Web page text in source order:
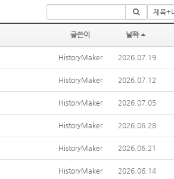
글쓴이 날짜
HistoryMaker 2026.07.19
HistoryMaker 2026.07.12
HistoryMaker 2026.07.05
HistoryMaker 2026.06.28
HistoryMaker 2026.06.21
HistoryMaker 2026.06.14